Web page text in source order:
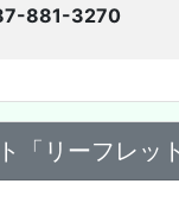
881-3270
「リーフレッ